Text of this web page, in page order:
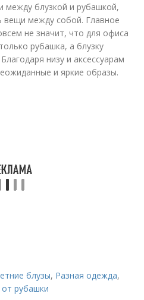
между блузкой и рубашкой,
вещи между собой. Главное
не значит, что для офиса
рубашка, а блузку
низу и аксессуарам
и яркие образы.
блузы, Разная одежда,
от рубашки